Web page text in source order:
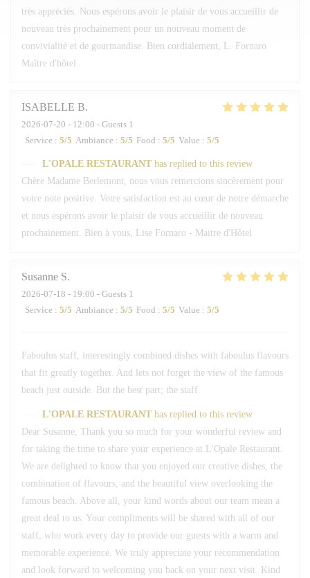
très appréciés. Nous espérons avoir le plaisir de vous accueillir de
nouveau très prochainement pour un nouveau moment de
convivialité et de gourmandise. Bien cordialement, L. Fornaro
Maître d'hôtel
ISABELLE B
2026-07-20 - 12:00 - Guests 1
Service : 5/5 Ambiance : 5/5 Food : 5/5 Value : 5/5
L'OPALE RESTAURANT has replied to this review
Chère Madame Berlemont, nous vous remercions sincèrement pour
votre note positive. Votre satisfaction est au cœur de notre démarche
et nous espérons avoir le plaisir de vous accueillir de nouveau
prochainement. Bien à vous, Lise Fornaro - Maitre d'Hôtel
Susanne S
2026-07-18 - 19:00 - Guests 1
Service : 5/5 Ambiance : 5/5 Food : 5/5 Value : 5/5
Faboulus staff, interestingly combined dishes with faboulus flavours
that fit greatly together. And lets not forget the view of the famous
beach just outside. But the best part; the staff.
L'OPALE RESTAURANT has replied to this review
Dear Susanne, Thank you so much for your wonderful review and
for taking the time to share your experience at L'Opale Restaurant.
We are delighted to know that you enjoyed our creative dishes, the
combination of flavours, and the beautiful view overlooking the
famous beach. Above all, your kind words about our team mean a
great deal to us. Your compliments will be shared with all of our
staff, who work every day to provide our guests with a warm and
memorable experience. We truly appreciate your recommendation
and look forward to welcoming you back on your next visit. Kind